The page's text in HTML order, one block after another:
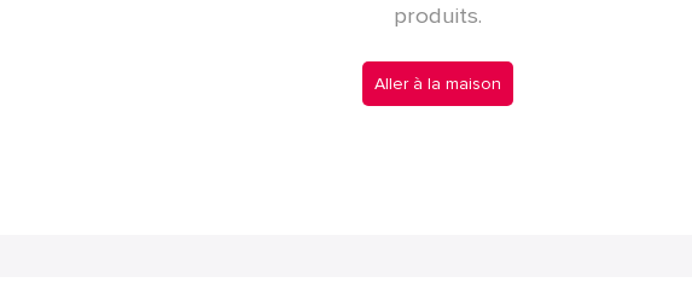
produits.
Aller à la maison